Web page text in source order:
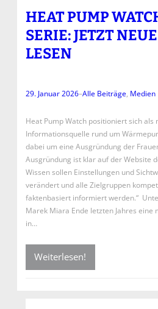
HEAT PUMP
SERIE: JETZT
LESEN
29. Januar 2026–Alle Beiträge, Medien
Heat Pump Watch positioniert sich als
Informationsquelle rund um
dabei um eine Ausgründung der
Ausgründung ist klar auf der Website
Wissen sollen Einstellungen und
verändert und alle Zielgruppen
faktenbasiert informiert werden.“
Marek Miara Ende letzten Jahres eine
in…
Weiterlesen!